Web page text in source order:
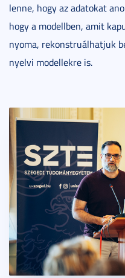
lenne, hogy az adatokat
hogy a modellben, amit
nyoma, rekonstruálhatjuk
nyelvi modellekre is.